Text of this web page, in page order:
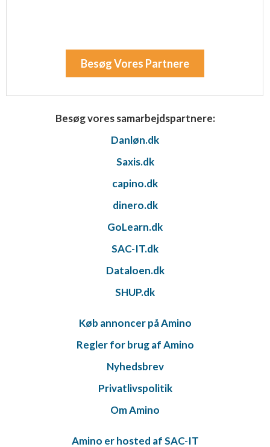
Besøg Vores Partnere
Besøg vores samarbejdspartnere:
Danløn.dk
Saxis.dk
capino.dk
dinero.dk
GoLearn.dk
SAC-IT.dk
Dataloen.dk
SHUP.dk
Køb annoncer på Amino
Regler for brug af Amino
Nyhedsbrev
Privatlivspolitik
Om Amino
Amino er hosted af SAC-IT